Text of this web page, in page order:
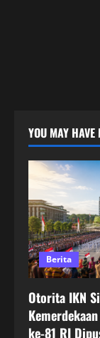
YOU MAY HAVE
Berita
Otorita IKN
ke-81 RI